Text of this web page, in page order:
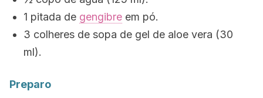
1 pitada de gengibre em pó.
3 colheres de sopa de gel de aloe vera (30
ml).
Preparo